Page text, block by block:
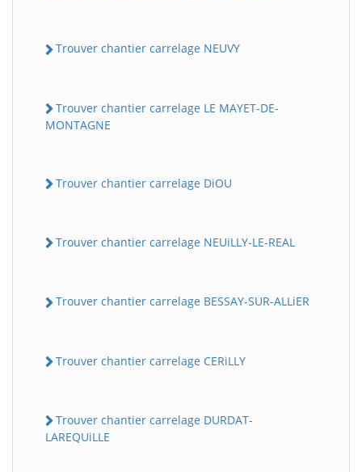
Trouver chantier carrelage NEUVY
Trouver chantier carrelage LE MAYET-DE-
MONTAGNE
Trouver chantier carrelage DiOU
Trouver chantier carrelage NEUiLLY-LE-REAL
Trouver chantier carrelage BESSAY-SUR-ALLiER
Trouver chantier carrelage CERiLLY
Trouver chantier carrelage DURDAT-
LAREQUiLLE